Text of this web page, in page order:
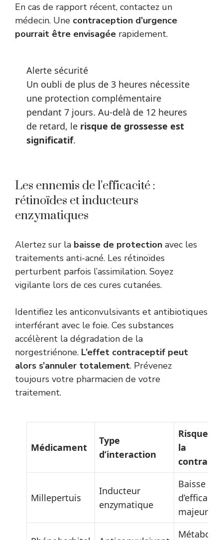
En cas de rapport récent, contactez un
médecin. Une contraception d’urgence
pourrait être envisagée rapidement.
Alerte sécurité
Un oubli de plus de 3 heures nécessite
une protection complémentaire
pendant 7 jours. Au-delà de 12 heures
de retard, le risque de grossesse est
significatif.
Les ennemis de l’efficacité :
rétinoïdes et inducteurs
enzymatiques
Alertez sur la baisse de protection avec les
traitements anti-acné. Les rétinoïdes
perturbent parfois l’assimilation. Soyez
vigilante lors de ces cures cutanées.
Identifiez les anticonvulsivants et antibiotiques
interférant avec le foie. Ces substances
accélèrent la dégradation de la
norgestriénone. L’effet contraceptif peut
alors s’annuler totalement. Prévenez
toujours votre pharmacien de votre
traitement.
Médicament
Type
d’interaction
Risque
la
Millepertuis
Inducteur
enzymatique
Baisse
d’efficacité
majeure